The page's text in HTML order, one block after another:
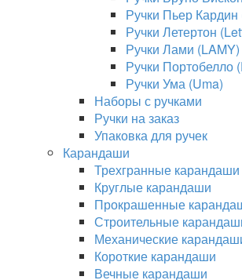
Ручки Пьер
Ручки Летертон
Ручки Лами (LAMY)
Ручки Портобелло
Ручки Ума (Uma)
Наборы с ручками
Ручки на заказ
Упаковка для ручек
Карандаши
Трехгранные карандаши
Круглые карандаши
Прокрашенные
Строительные
Механические
Короткие карандаши
Вечные карандаши